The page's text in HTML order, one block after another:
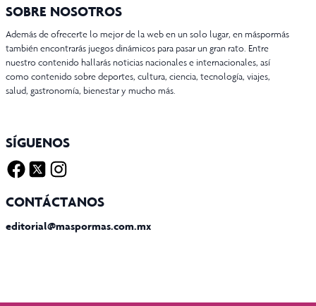
SOBRE NOSOTROS
Además de ofrecerte lo mejor de la web en un solo lugar, en máspormás
también encontrarás juegos dinámicos para pasar un gran rato. Entre
nuestro contenido hallarás noticias nacionales e internacionales, así
como contenido sobre deportes, cultura, ciencia, tecnología, viajes,
salud, gastronomía, bienestar y mucho más.
SÍGUENOS
CONTÁCTANOS
editorial@maspormas.com.mx